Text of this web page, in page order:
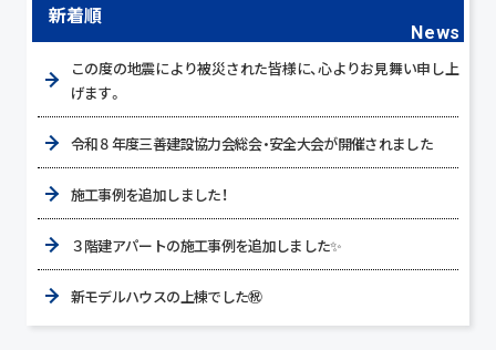
新着順
News
この度の地震により被災された皆様に、心よりお見舞い申し上
げます。
令和８年度三善建設協力会総会・安全大会が開催されました
施工事例を追加しました！
３階建アパートの施工事例を追加しました✨
新モデルハウスの上棟でした㊗